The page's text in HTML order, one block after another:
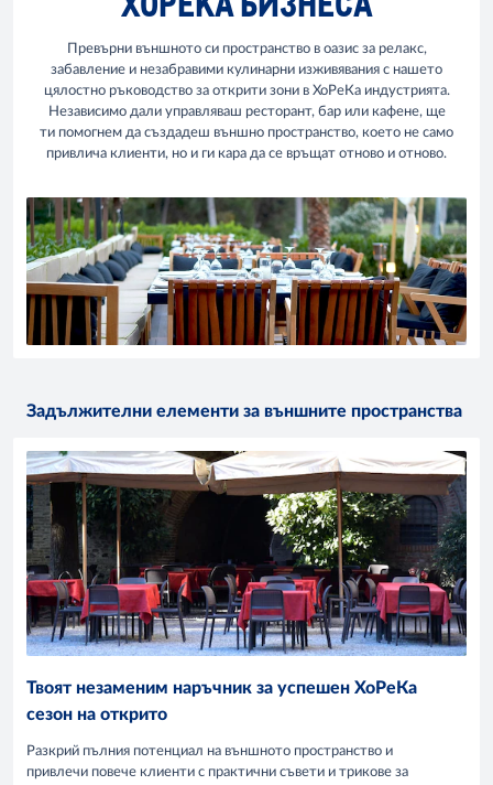
Превърни външното си пространство в оазис за релакс,
забавление и незабравими кулинарни изживявания с нашето
цялостно ръководство за открити зони в ХоРеКа индустрията.
Независимо дали управляваш ресторант, бар или кафене, ще
ти помогнем да създадеш външно пространство, което не само
привлича клиенти, но и ги кара да се връщат отново и отново.
Задължителни елементи за външните пространства
Твоят незаменим наръчник за успешен ХоРеКа
сезон на открито
Разкрий пълния потенциал на външното пространство и
привлечи повече клиенти с практични съвети и трикове за